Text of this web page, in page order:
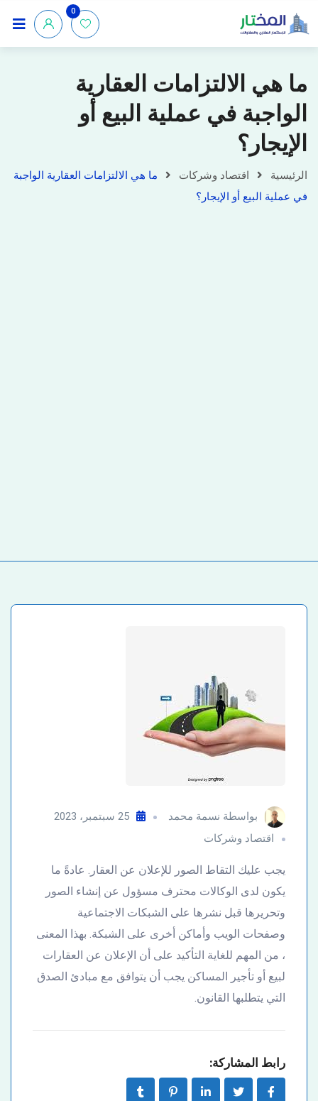
0
ما هي الالتزامات العقارية
الواجبة في عملية البيع أو
الإيجار؟
الرئيسية اقتصاد وشركات
ما هي الالتزامات العقارية الواجبة
في عملية البيع أو الإيجار؟
بواسطة نسمة محمد
25 سبتمبر، 2023
اقتصاد وشركات
يجب عليك التقاط الصور للإعلان عن العقار. عادةً ما
يكون لدى الوكالات محترف مسؤول عن إنشاء الصور
وتحريرها قبل نشرها على الشبكات الاجتماعية
وصفحات الويب وأماكن أخرى على الشبكة. بهذا المعنى
، من المهم للغاية التأكيد على أن الإعلان عن العقارات
لبيع أو تأجير المساكن يجب أن يتوافق مع مبادئ الصدق
التي يتطلبها القانون.
رابط المشاركة: